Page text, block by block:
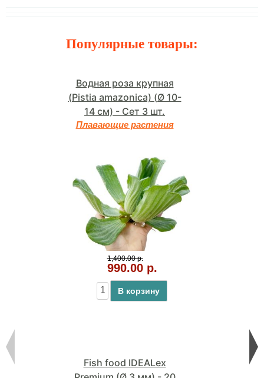
Популярные товары:
Водная роза крупная
(Pistia amazonica) (Ø 10-
14 см) - Сет 3 шт.
Плавающие растения
1,400.00 р.
990.00 р.
В корзину
Fish food IDEALex